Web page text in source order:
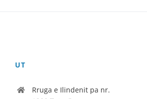
UT
Rruga e Ilindenit pa nr.